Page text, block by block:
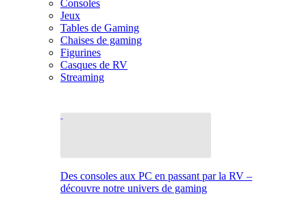
Consoles
Jeux
Tables de Gaming
Chaises de gaming
Figurines
Casques de RV
Streaming
Des consoles aux PC en passant par la RV –
découvre notre univers de gaming